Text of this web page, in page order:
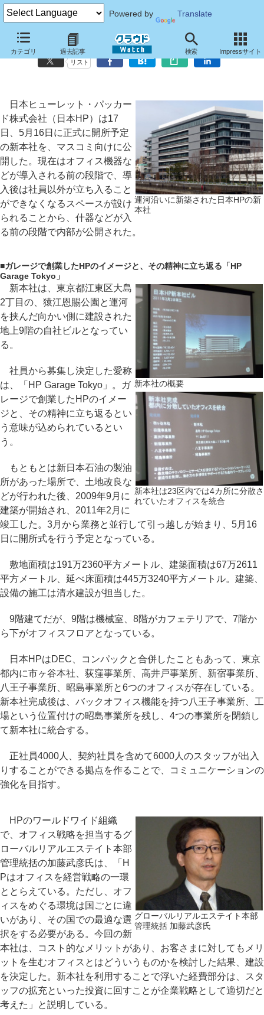
Powered by Translate
カテゴリ 過去記事 検索 Impressサイト
日本HP、新本社を5月の正式開所に先駆けて公開
リスト
運河沿いに新築された日本HPの新
本社
日本ヒューレット・パッカー
ド株式会社（日本HP）は17
日、5月16日に正式に開所予定
の新本社を、マスコミ向けに公
開した。現在はオフィス機器な
どが導入される前の段階で、導
入後は社員以外が立ち入ること
ができなくなるスペースが設け
られることから、什器などが入
る前の段階で内部が公開された。
■ガレージで創業したHPのイメージと、その精神に立ち返る「HP
Garage Tokyo」
新本社の概要
新本社は23区内では4カ所に分散さ
れていたオフィスを統合
新本社は、東京都江東区大島
2丁目の、猿江恩賜公園と運河
を挟んだ向かい側に建設された
地上9階の自社ビルとなってい
る。
社員から募集し決定した愛称
は、「HP Garage Tokyo」。ガ
レージで創業したHPのイメー
ジと、その精神に立ち返るとい
う意味が込められているとい
う。
もともとは新日本石油の製油
所があった場所で、土地改良な
どが行われた後、2009年9月に
建築が開始され、2011年2月に
竣工した。3月から業務と並行して引っ越しが始まり、5月16
日に開所式を行う予定となっている。
敷地面積は191万2360平方メートル、建築面積は67万2611
平方メートル、延べ床面積は445万3240平方メートル。建築、
設備の施工は清水建設が担当した。
9階建てだが、9階は機械室、8階がカフェテリアで、7階か
ら下がオフィスフロアとなっている。
日本HPはDEC、コンパックと合併したこともあって、東京
都内に市ヶ谷本社、荻窪事業所、高井戸事業所、新宿事業所、
八王子事業所、昭島事業所と6つのオフィスが存在している。
新本社完成後は、バックオフィス機能を持つ八王子事業所、工
場という位置付けの昭島事業所を残し、4つの事業所を閉鎖し
て新本社に統合する。
正社員4000人、契約社員を含めて6000人のスタッフが出入
りすることができる拠点を作ることで、コミュニケーションの
強化を目指す。
グローバルリアルエステイト本部
管理統括 加藤武彦氏
HPのワールドワイド組織
で、オフィス戦略を担当するグ
ローバルリアルエステイト本部
管理統括の加藤武彦氏は、「H
Pはオフィスを経営戦略の一環
ととらえている。ただし、オフ
ィスをめぐる環境は国ごとに違
いがあり、その国での最適な選
択をする必要がある。今回の新
本社は、コスト的なメリットがあり、お客さまに対してもメリ
ットを生むオフィスとはどういうものかを検討した結果、建設
を決定した。新本社を利用することで浮いた経費部分は、スタ
ッフの拡充といった投資に回すことが企業戦略として適切だと
考えた」と説明している。